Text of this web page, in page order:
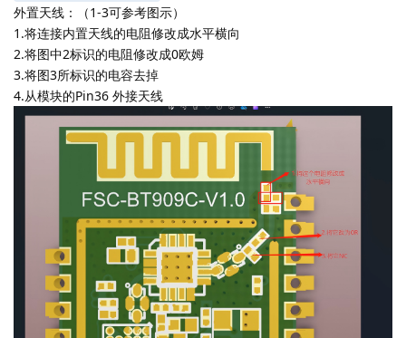
外置天线：（1-3可参考图示）
1.将连接内置天线的电阻修改成水平横向
2.将图中2标识的电阻修改成0欧姆
3.将图3所标识的电容去掉
4.从模块的Pin36 外接天线